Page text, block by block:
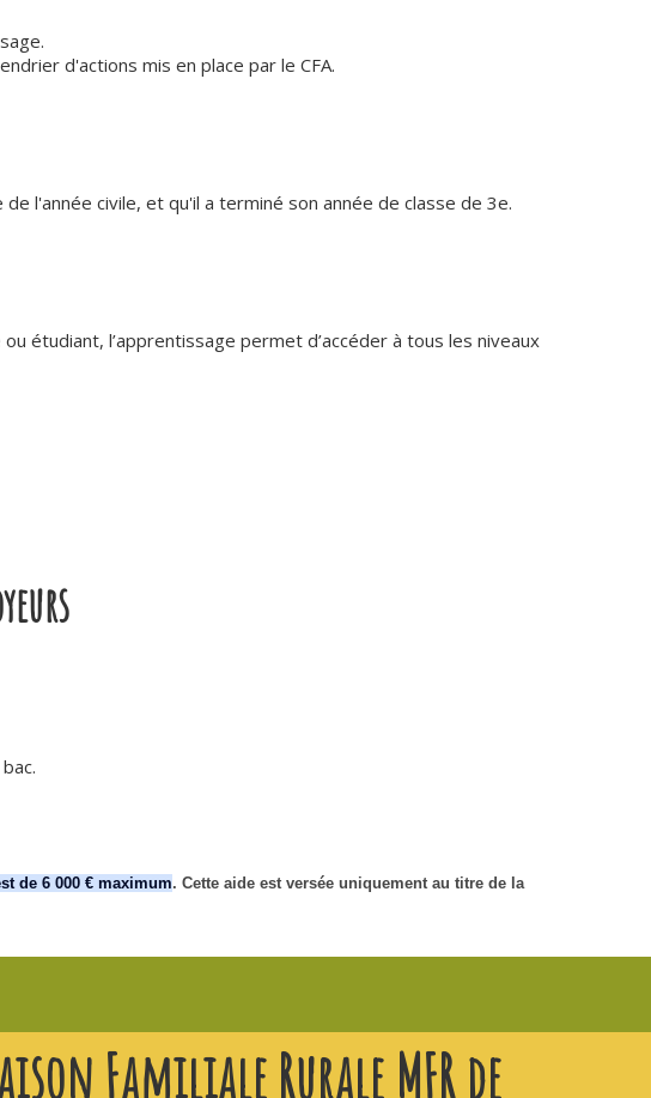
d'actions mis en place par le CFA.
l'année civile, et qu'il a terminé son année de classe de 3e.
étudiant, l’apprentissage permet d’accéder à tous les niveaux
de 6 000 € maximum. Cette aide est versée uniquement au titre de la
Familiale Rurale MFR de